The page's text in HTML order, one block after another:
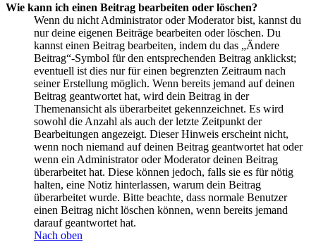
Wie kann ich einen Beitrag bearbeiten oder löschen?
Wenn du nicht Administrator oder Moderator bist, kannst du
nur deine eigenen Beiträge bearbeiten oder löschen. Du
kannst einen Beitrag bearbeiten, indem du das „Ändere
Beitrag“-Symbol für den entsprechenden Beitrag anklickst;
eventuell ist dies nur für einen begrenzten Zeitraum nach
seiner Erstellung möglich. Wenn bereits jemand auf deinen
Beitrag geantwortet hat, wird dein Beitrag in der
Themenansicht als überarbeitet gekennzeichnet. Es wird
sowohl die Anzahl als auch der letzte Zeitpunkt der
Bearbeitungen angezeigt. Dieser Hinweis erscheint nicht,
wenn noch niemand auf deinen Beitrag geantwortet hat oder
wenn ein Administrator oder Moderator deinen Beitrag
überarbeitet hat. Diese können jedoch, falls sie es für nötig
halten, eine Notiz hinterlassen, warum dein Beitrag
überarbeitet wurde. Bitte beachte, dass normale Benutzer
einen Beitrag nicht löschen können, wenn bereits jemand
darauf geantwortet hat.
Nach oben